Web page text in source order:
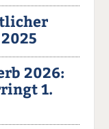
2026:
1.